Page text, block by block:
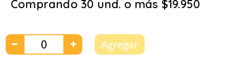
Comprando 30 und. o más $19.950
Agregar